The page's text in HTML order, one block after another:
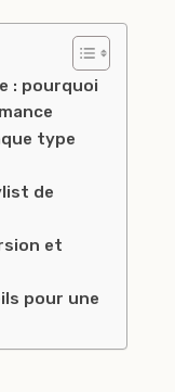
: pourquoi
type
de
et
pour une